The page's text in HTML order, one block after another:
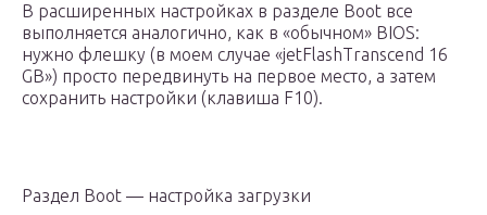
В расширенных настройках в разделе Boot все
выполняется аналогично, как в «обычном» BIOS:
нужно флешку (в моем случае «jetFlashTranscend 16
GB») просто передвинуть на первое место, а затем
сохранить настройки (клавиша F10).
Раздел Boot — настройка загрузки